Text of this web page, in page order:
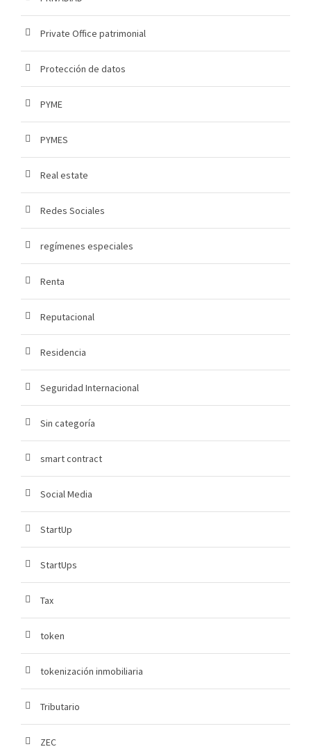
Private Office patrimonial
Protección de datos
PYME
PYMES
Real estate
Redes Sociales
regímenes especiales
Renta
Reputacional
Residencia
Seguridad Internacional
Sin categoría
smart contract
Social Media
StartUp
StartUps
Tax
token
tokenización inmobiliaria
Tributario
ZEC